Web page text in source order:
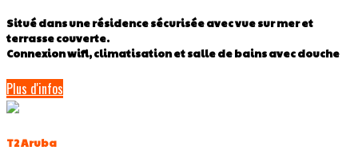
Situé dans une résidence sécurisée avec vue sur mer et
terrasse couverte.
Connexion wifi, climatisation et salle de bains avec douche
Plus d'infos
T2 Aruba